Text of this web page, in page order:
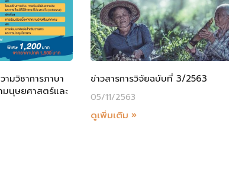
มวิชาการภาษา
มนุษยศาสตร์และ
ข่าวสารการวิจัยฉบับที่ 3/2563
05/11/2563
ดูเพิ่มเติม »